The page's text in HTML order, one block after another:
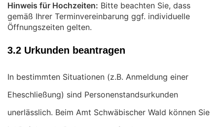
Hinweis für Hochzeiten: Bitte beachten Sie, dass
gemäß Ihrer Terminvereinbarung ggf. individuelle
Öffnungszeiten gelten.
3.2 Urkunden beantragen
In bestimmten Situationen (z.B. Anmeldung einer
Eheschließung) sind Personenstandsurkunden
unerlässlich. Beim Amt Schwäbischer Wald können Sie